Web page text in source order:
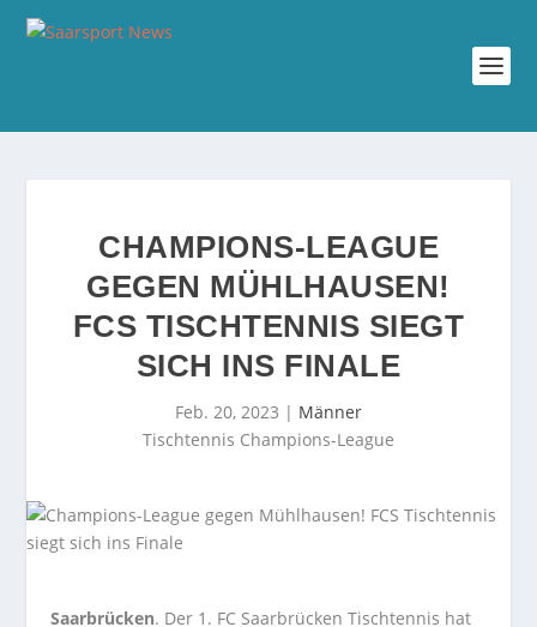
CHAMPIONS-LEAGUE
GEGEN MÜHLHAUSEN!
FCS TISCHTENNIS SIEGT
SICH INS FINALE
Feb. 20, 2023 | Männer
Tischtennis Champions-League
Saarbrücken. Der 1. FC Saarbrücken Tischtennis hat